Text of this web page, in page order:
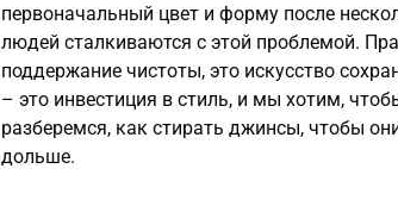
первоначальный цвет и форму после
людей сталкиваются с этой проблемой.
поддержание чистоты, это искусство
– это инвестиция в стиль, и мы хотим,
разберемся, как стирать джинсы, чтобы
дольше.